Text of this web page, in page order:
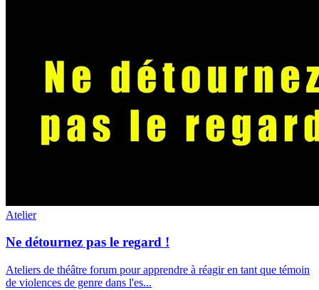
Atelier
Ne détournez pas le regard !
Ateliers de théâtre forum pour apprendre à réagir en tant que témoin
de violences de genre dans l'es...